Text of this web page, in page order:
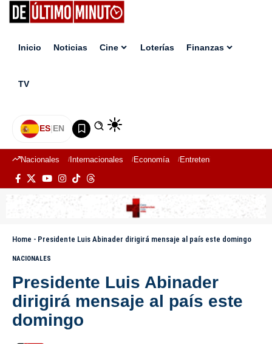
Inicio Noticias Cine Loterías Finanzas
TV
ES|EN
Nacionales Internacionales Economía Entretenimiento
Home - Presidente Luis Abinader dirigirá mensaje al país este domingo
NACIONALES
Presidente Luis Abinader
dirigirá mensaje al país este
domingo